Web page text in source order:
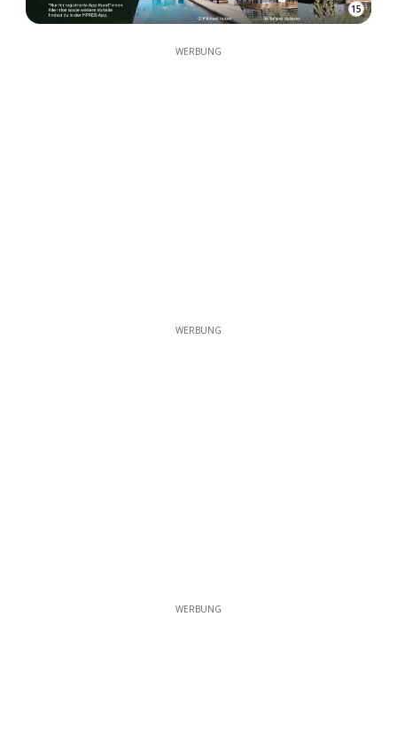
15
WERBUNG
WERBUNG
WERBUNG